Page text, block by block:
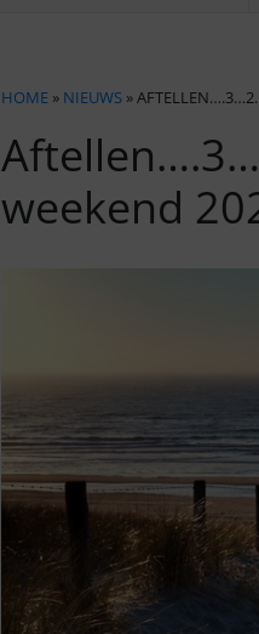
HOME » NIEUWS »
weekend